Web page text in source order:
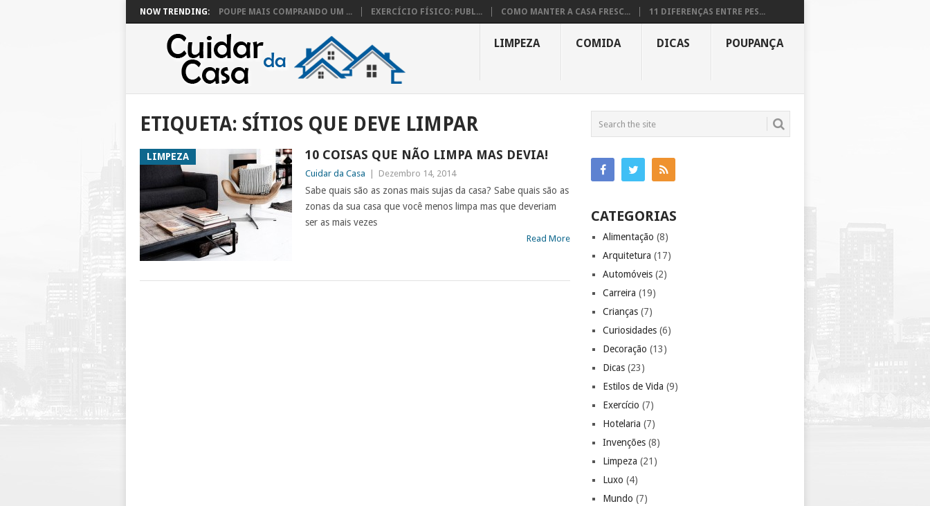
NOW TRENDING: POUPE MAIS COMPRANDO UM ... EXERCÍCIO FÍSICO: PUBL... COMO MANTER A CASA FRESC... 11 DIFERENÇAS ENTRE PES...
LIMPEZA COMIDA DICAS POUPANÇA
ETIQUETA: SÍTIOS QUE DEVE LIMPAR
LIMPEZA 10 COISAS QUE NÃO LIMPA MAS DEVIA!
Cuidar da Casa Dezembro 14, 2014
Sabe quais são as zonas mais sujas da casa? Sabe quais são as
zonas da sua casa que você menos limpa mas que deveriam
ser as mais vezes
Read More
CATEGORIAS
Alimentação (8)
Arquitetura (17)
Automóveis (2)
Carreira (19)
Crianças (7)
Curiosidades (6)
Decoração (13)
Dicas (23)
Estilos de Vida (9)
Exercício (7)
Hotelaria (7)
Invenções (8)
Limpeza (21)
Luxo (4)
Mundo (7)